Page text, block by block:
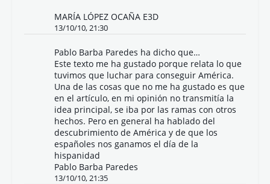
MARÍA LÓPEZ OCAÑA E3D
13/10/10, 21:30
Pablo Barba Paredes ha dicho que…
Este texto me ha gustado porque relata lo que
tuvimos que luchar para conseguir América.
Una de las cosas que no me ha gustado es que
en el artículo, en mi opinión no transmitía la
idea principal, se iba por las ramas con otros
hechos. Pero en general ha hablado del
descubrimiento de América y de que los
españoles nos ganamos el día de la
hispanidad
Pablo Barba Paredes
13/10/10, 21:35